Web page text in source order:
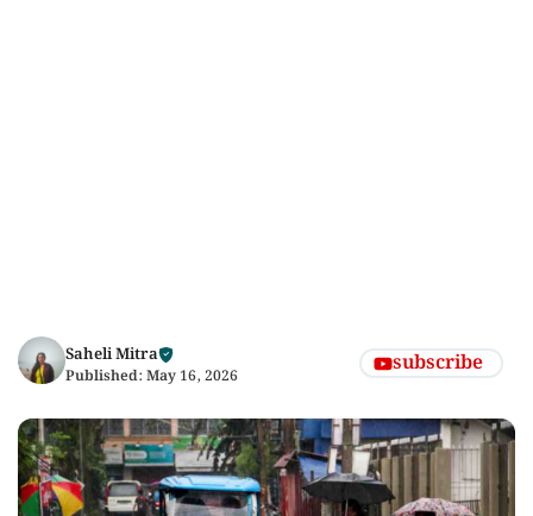
Saheli Mitra
Published: May 16, 2026 subscribe